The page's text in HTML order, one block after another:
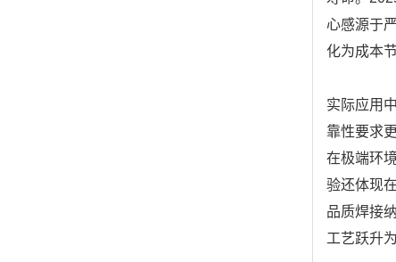
心感源于
化为成本
实际应用
靠性要求
在极端环
验还体现
品质焊接
工艺跃升